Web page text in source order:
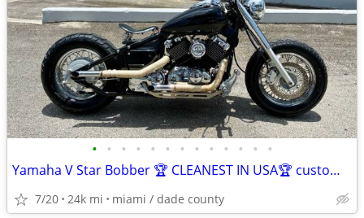
• • • • • • • • • • • • •
Yamaha V Star Bobber 🏆 CLEANEST IN USA🏆 custom with FL title in hand
7/20 24k mi miami / dade county